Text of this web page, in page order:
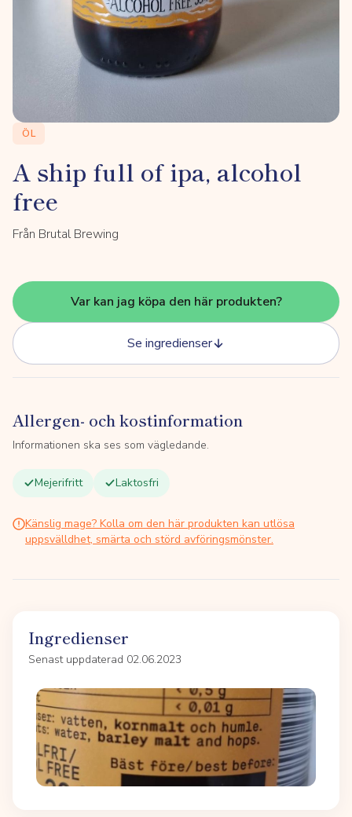
ÖL
A ship full of ipa, alcohol
free
Från Brutal Brewing
Var kan jag köpa den här produkten?
Se ingredienser
Allergen- och kostinformation
Informationen ska ses som vägledande.
Mejerifritt Laktosfri
Känslig mage? Kolla om den här produkten kan utlösa
uppsvälldhet, smärta och störd avföringsmönster.
Ingredienser
Senast uppdaterad 02.06.2023